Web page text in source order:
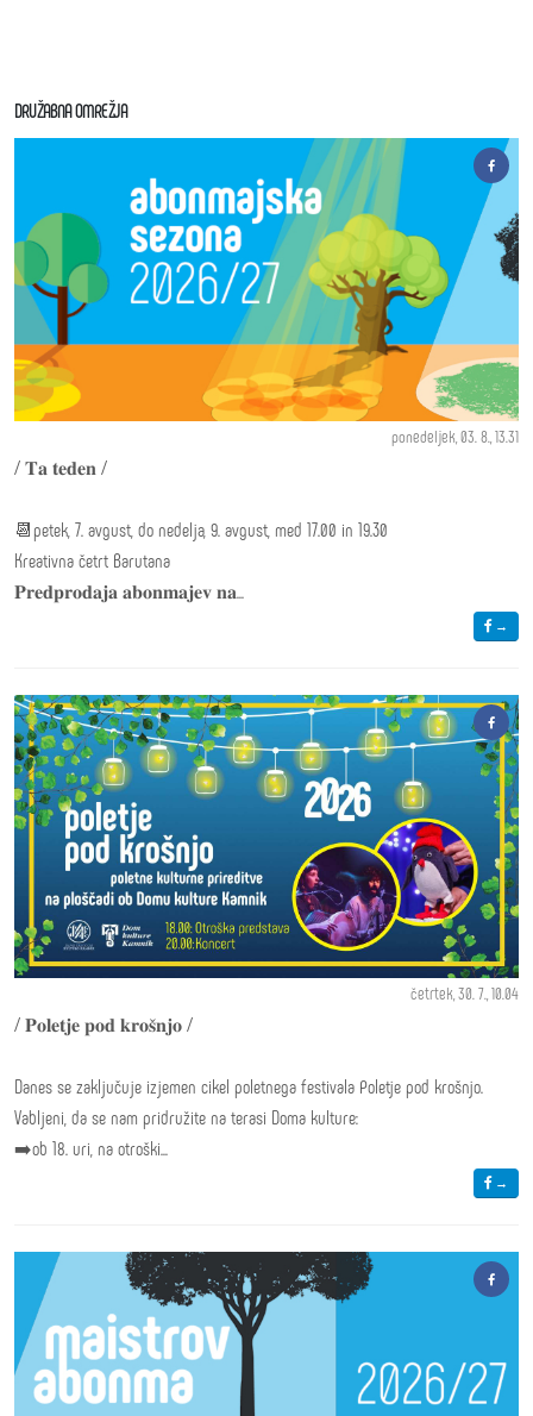
DRUŽABNA OMREŽJA
ponedeljek, 03. 8., 13.31
/ 𝐓𝐚 𝐭𝐞𝐝𝐞𝐧 /
📆petek, 7. avgust, do nedelja, 9. avgust, med 17.00 in 19.30
Kreativna četrt Barutana
𝐏𝐫𝐞𝐝𝐩𝐫𝐨𝐝𝐚𝐣𝐚 𝐚𝐛𝐨𝐧𝐦𝐚𝐣𝐞𝐯 𝐧𝐚...
→
četrtek, 30. 7., 10.04
/ 𝐏𝐨𝐥𝐞𝐭𝐣𝐞 𝐩𝐨𝐝 𝐤𝐫𝐨𝐬̌𝐧𝐣𝐨 /
Danes se zaključuje izjemen cikel poletnega festivala Poletje pod krošnjo.
Vabljeni, da se nam pridružite na terasi Doma kulture:
➡️ob 18. uri, na otroški...
→